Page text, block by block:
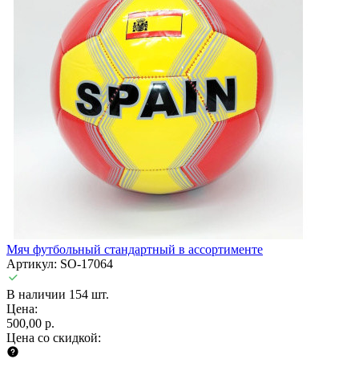
Мяч футбольный стандартный в ассортименте
Артикул: SO-17064
В наличии 154 шт.
Цена:
500,00 р.
Цена со скидкой: